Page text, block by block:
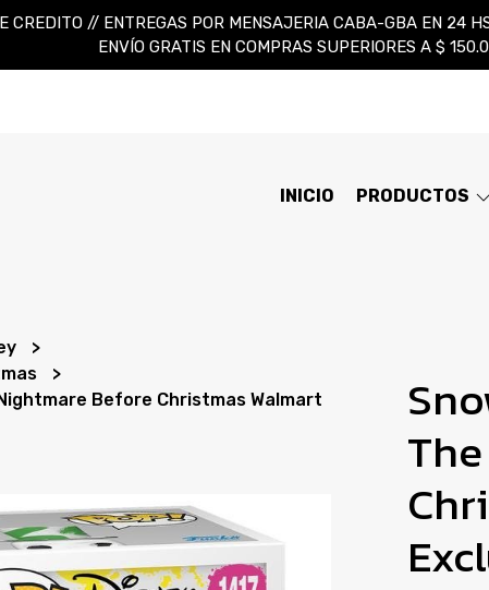
CREDITO // ENTREGAS POR MENSAJERIA CABA-GBA EN 24
ENVÍO GRATIS EN COMPRAS SUPERIORES A $
INICIO PRODUCTOS
Before Christmas Walmart